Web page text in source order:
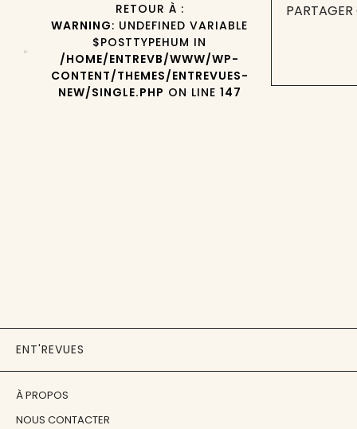
RETOUR À :
WARNING: UNDEFINED VARIABLE
$POSTTYPEHUM IN
/HOME/ENTREVB/WWW/WP-
CONTENT/THEMES/ENTREVUES-
NEW/SINGLE.PHP ON LINE 147
ENT'REVUES
À PROPOS
NOUS CONTACTER